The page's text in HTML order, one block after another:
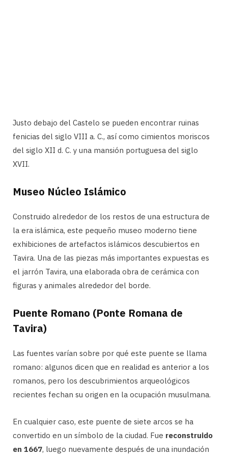
Justo debajo del Castelo se pueden encontrar ruinas
fenicias del siglo VIII a. C., así como cimientos moriscos
del siglo XII d. C. y una mansión portuguesa del siglo
XVII.
Museo Núcleo Islámico
Construido alrededor de los restos de una estructura de
la era islámica, este pequeño museo moderno tiene
exhibiciones de artefactos islámicos descubiertos en
Tavira. Una de las piezas más importantes expuestas es
el jarrón Tavira, una elaborada obra de cerámica con
figuras y animales alrededor del borde.
Puente Romano (Ponte Romana de
Tavira)
Las fuentes varían sobre por qué este puente se llama
romano: algunos dicen que en realidad es anterior a los
romanos, pero los descubrimientos arqueológicos
recientes fechan su origen en la ocupación musulmana.
En cualquier caso, este puente de siete arcos se ha
convertido en un símbolo de la ciudad. Fue reconstruido
en 1667, luego nuevamente después de una inundación